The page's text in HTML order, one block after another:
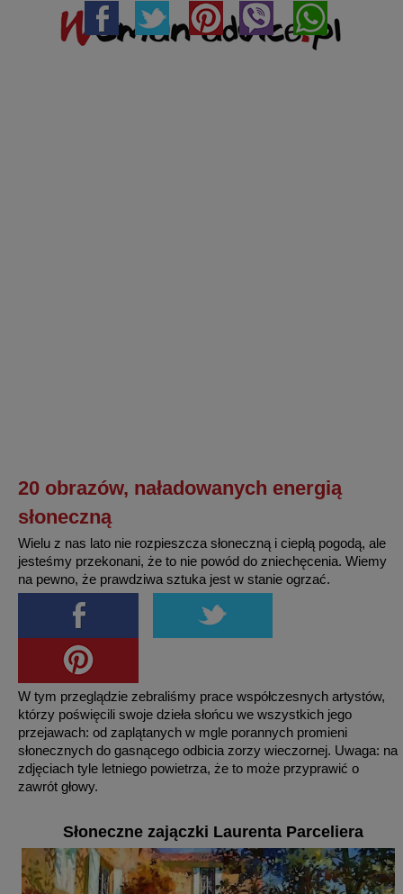
20 obrazów, naładowanych energią
słoneczną
Wielu z nas lato nie rozpieszcza słoneczną i ciepłą pogodą, ale
jesteśmy przekonani, że to nie powód do zniechęcenia. Wiemy
na pewno, że prawdziwa sztuka jest w stanie ogrzać.
W tym przeglądzie zebraliśmy prace współczesnych artystów,
którzy poświęcili swoje dzieła słońcu we wszystkich jego
przejawach: od zaplątanych w mgle porannych promieni
słonecznych do gasnącego odbicia zorzy wieczornej. Uwaga: na
zdjęciach tyle letniego powietrza, że to może przyprawić o
zawrót głowy.
Słoneczne zajączki Laurenta Parceliera